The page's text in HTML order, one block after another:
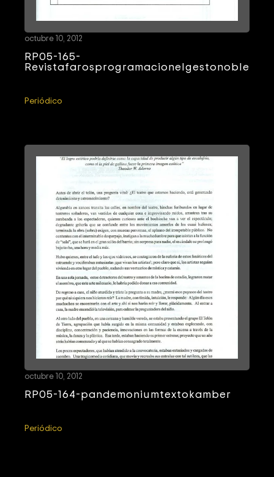
RP05-165-
Revistafarosprogramacionelgestonoble
octubre 10, 2012
Periódico
RP05-164-pandemoniumtextokamber
octubre 10, 2012
Periódico